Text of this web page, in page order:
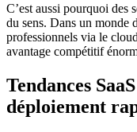
C’est aussi pourquoi des
du sens. Dans un monde
professionnels via le
avantage compétitif
Tendances
déploiement